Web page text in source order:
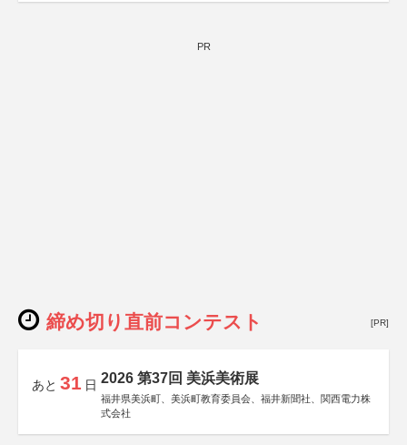
PR
締め切り直前コンテスト [PR]
あと 31 日 2026 第37回 美浜美術展
福井県美浜町、美浜町教育委員会、福井新聞社、関西電力株
式会社